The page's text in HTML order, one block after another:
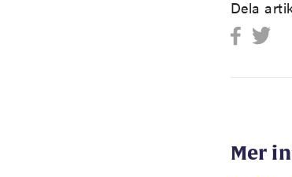
Dela
Mer